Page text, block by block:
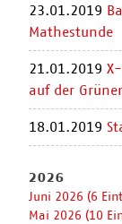
23.01.2019
Mathestunde
21.01.2019
auf der
18.01.2019
2026
Juni 2026 (6
Mai 2026 (10